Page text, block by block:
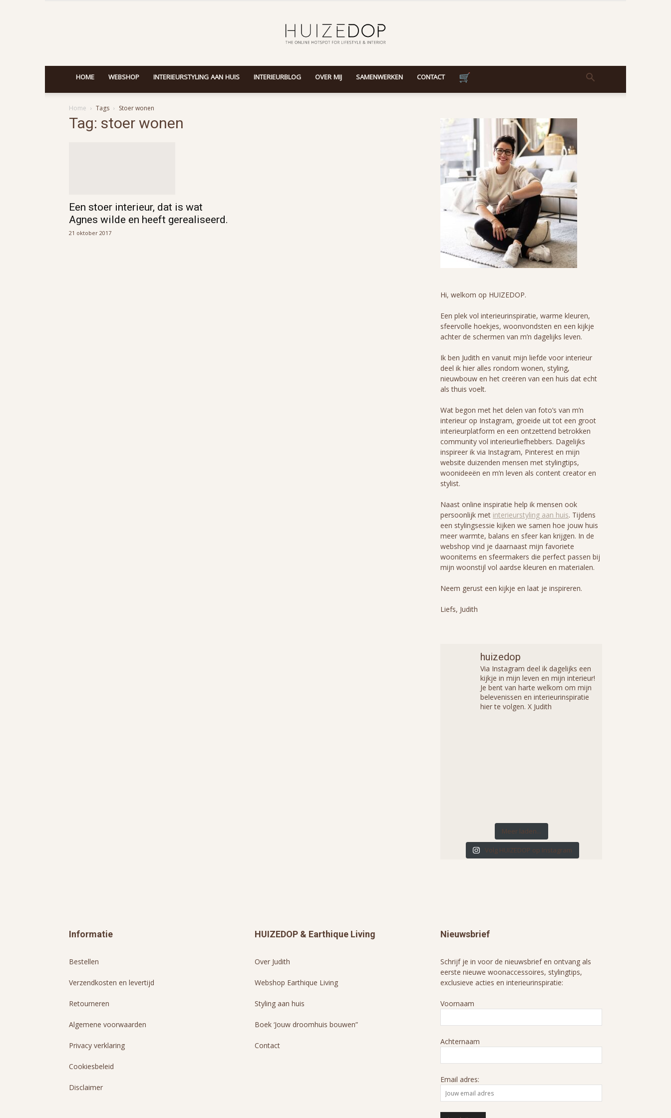
HOME WEBSHOP INTERIEURSTYLING AAN HUIS INTERIEURBLOG OVER MIJ SAMENWERKEN CONTACT
Home Tags Stoer wonen
Tag: stoer wonen
Een stoer interieur, dat is wat
Agnes wilde en heeft gerealiseerd.
21 oktober 2017
Hi, welkom op HUIZEDOP.
Een plek vol interieurinspiratie, warme kleuren,
sfeervolle hoekjes, woonvondsten en een kijkje
achter de schermen van m’n dagelijks leven.
Ik ben Judith en vanuit mijn liefde voor interieur
deel ik hier alles rondom wonen, styling,
nieuwbouw en het creëren van een huis dat echt
als thuis voelt.
Wat begon met het delen van foto’s van m’n
interieur op Instagram, groeide uit tot een groot
interieurplatform en een ontzettend betrokken
community vol interieurliefhebbers. Dagelijks
inspireer ik via Instagram, Pinterest en mijn
website duizenden mensen met stylingtips,
woonideeën en m’n leven als content creator en
stylist.
Naast online inspiratie help ik mensen ook
persoonlijk met interieurstyling aan huis. Tijdens
een stylingsessie kijken we samen hoe jouw huis
meer warmte, balans en sfeer kan krijgen. In de
webshop vind je daarnaast mijn favoriete
woonitems en sfeermakers die perfect passen bij
mijn woonstijl vol aardse kleuren en materialen.
Neem gerust een kijkje en laat je inspireren.
Liefs, Judith
huizedop
Via Instagram deel ik dagelijks een
kijkje in mijn leven en mijn interieur!
Je bent van harte welkom om mijn
belevenissen en interieurinspiratie
hier te volgen. X Judith
Meer laden...
Volg HUIZEDOP op Instagram
Informatie
Bestellen
Verzendkosten en levertijd
Retourneren
Algemene voorwaarden
Privacy verklaring
Cookiesbeleid
Disclaimer
HUIZEDOP & Earthique Living
Over Judith
Webshop Earthique Living
Styling aan huis
Boek ‘Jouw droomhuis bouwen”
Contact
Nieuwsbrief
Schrijf je in voor de nieuwsbrief en ontvang als
eerste nieuwe woonaccessoires, stylingtips,
exclusieve acties en interieurinspiratie:
Voornaam
Achternaam
Email adres: